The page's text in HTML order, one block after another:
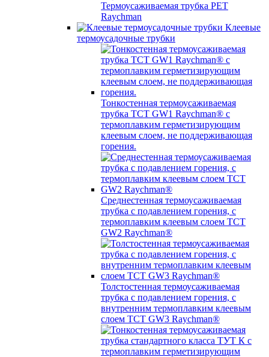
Термоусаживаемая трубка PET
Raychman
Клеевые
термоусадочные трубки
Тонкостенная термоусаживаемая
трубка TCT GW1 Raychman® с
термоплавким герметизирующим
клеевым слоем, не поддерживающая
горения.
Среднестенная термоусаживаемая
трубка c подавлением горения, с
термоплавким клеевым слоем TCT
GW2 Raychman®
Толстостенная термоусаживаемая
трубка c подавлением горения, с
внутренним термоплавким клеевым
слоем TCT GW3 Raychman®